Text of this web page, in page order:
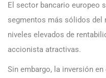
El sector bancario europeo
segmentos más sólidos del
niveles elevados de
accionista atractivas.
Sin embargo, la inversión